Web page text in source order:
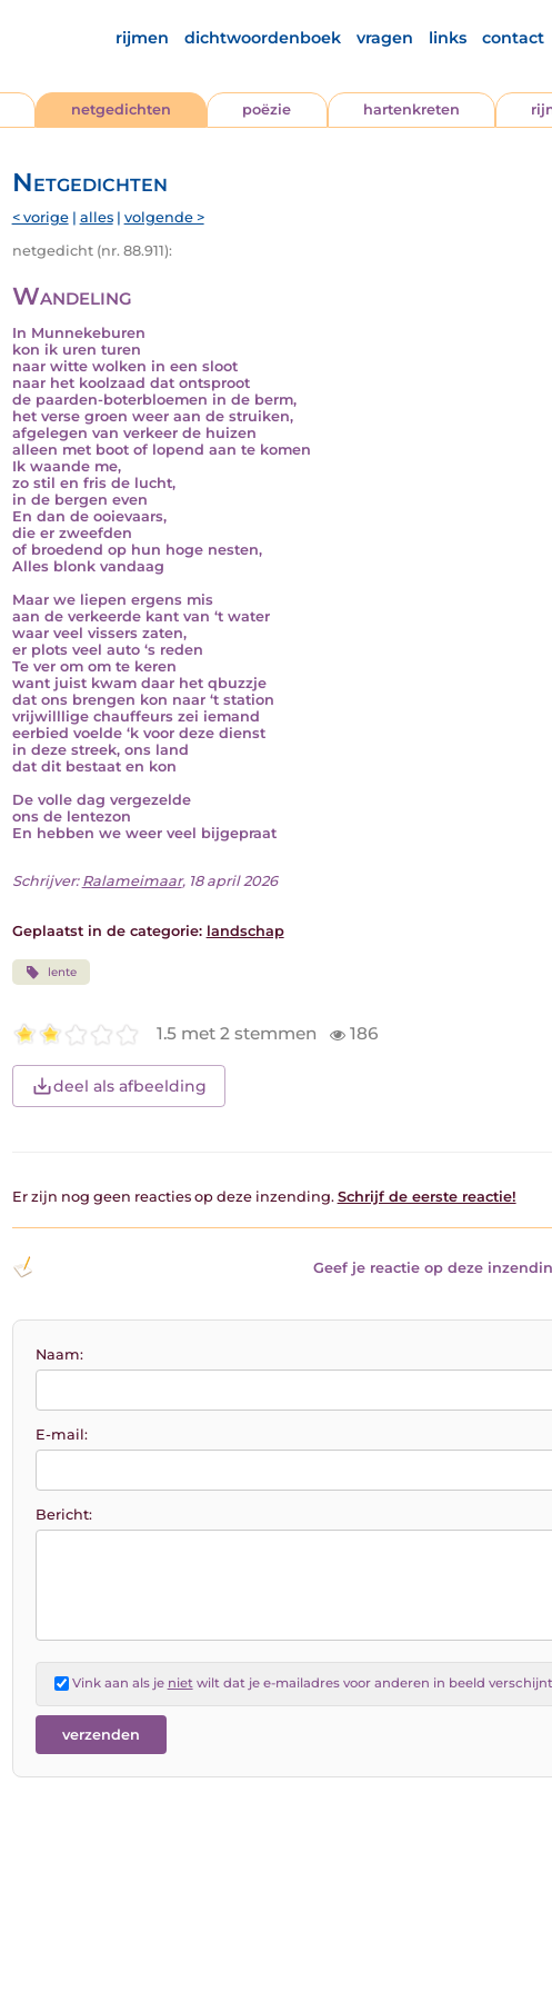
rijmen dichtwoordenboek vragen links contact
netgedichten poëzie hartenkreten
Netgedichten
< vorige| alles| volgende >
netgedicht (nr. 88.911):
Wandeling
In Munnekeburen
kon ik uren turen
naar witte wolken in een sloot
naar het koolzaad dat ontsproot
de paarden-boterbloemen in de berm,
het verse groen weer aan de struiken,
afgelegen van verkeer de huizen
alleen met boot of lopend aan te komen
Ik waande me,
zo stil en fris de lucht,
in de bergen even
En dan de ooievaars,
die er zweefden
of broedend op hun hoge nesten,
Alles blonk vandaag
Maar we liepen ergens mis
aan de verkeerde kant van ‘t water
waar veel vissers zaten,
er plots veel auto ‘s reden
Te ver om om te keren
want juist kwam daar het qbuzzje
dat ons brengen kon naar ‘t station
vrijwilllige chauffeurs zei iemand
eerbied voelde ‘k voor deze dienst
in deze streek, ons land
dat dit bestaat en kon
De volle dag vergezelde
ons de lentezon
En hebben we weer veel bijgepraat
Schrijver: Ralameimaar, 18 april 2026
Geplaatst in de categorie: landschap
lente
1.5 met 2 stemmen 186
deel als afbeelding
Er zijn nog geen reacties op deze inzending. Schrijf de eerste reactie!
Geef je reactie op deze
Naam:
E-mail:
Bericht:
Vink aan als je nietwilt dat je e-mailadres voor anderen in beeld verschijnt